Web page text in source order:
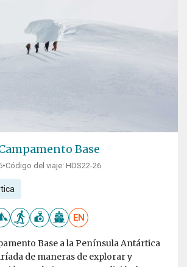
Base
•Código del viaje: HDS22-26
EN
Base a la Península Antártica
de maneras de explorar y